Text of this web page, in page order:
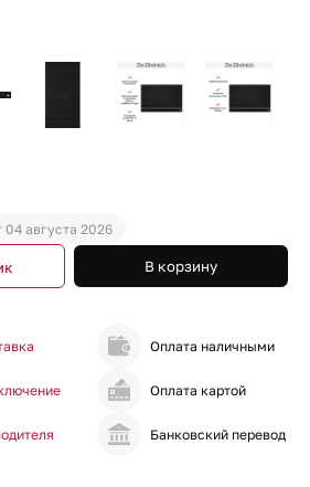
04 августа 2026
В корзину
Оплата наличными
Оплата картой
Банковский перевод